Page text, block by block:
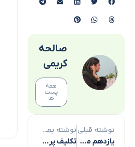
صالحه
کریمی
همه
پست
ها
نوشته قبلی
یازدهم محرم تلاقی استقامت در برابر ظلم و اوج مظلومیت بود
نوشته بعدی
تکلیف پرونده‌های جذب ماده ۲۱ دو وزارت علوم و بهداشت تعیین شد